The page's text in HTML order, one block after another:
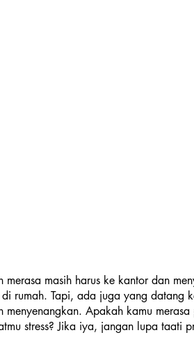
masih harus ke kantor dan
rumah. Tapi, ada juga yang datang
menyenangkan. Apakah kamu
stress? Jika iya, jangan lupa taati